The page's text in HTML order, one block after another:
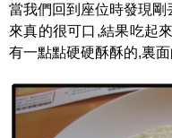
當我們回到座位時發現剛
來真的很可口,結果吃起
有一點點硬硬酥酥的,裏